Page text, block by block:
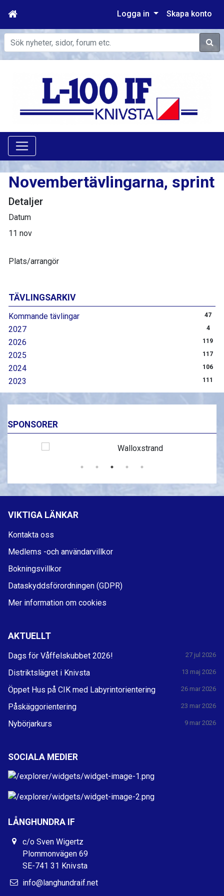
Logga in Skapa konto
Sök
TÄVLINGSARKIV
Kommande tävlingar 47
2027 4
2026 119
2025 117
2024 106
2023 111
Novembertävlingarna, sprint
Detaljer
Datum
11 nov
Plats/arrangör
SPONSORER
VIKTIGA LÄNKAR
Kontakta oss
Medlems -och användarvillkor
Bokningsvillkor
Dataskyddsförordningen (GDPR)
Mer information om cookies
AKTUELLT
Dags för Våffelskubbet 2026! 27 jul 2026
Distriktslägret i Knivsta 13 maj 2026
Öppet Hus på CIK med Labyrintorientering 26 mar 2026
Påskäggorientering 23 mar 2026
Nybörjarkurs 9 mar 2026
SOCIALA MEDIER
LÅNGHUNDRA IF
c/o Sven Wigertz
Plommonvägen 69
SE-741 31 Knivsta
info@langhundraif.net